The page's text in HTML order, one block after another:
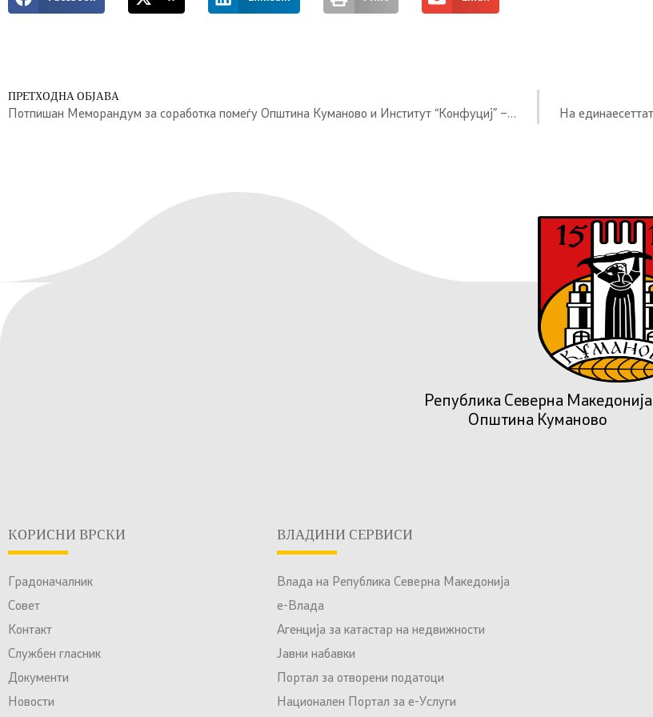
ПРЕТХОДНА ОБЈАВА
Потпишан Меморандум за соработка помеѓу Општина Куманово и Институт “Конфуциј” – УКИМ
Република Северна Македонија
Општина Куманово
КОРИСНИ ВРСКИ
Градоначалник
Совет
Контакт
Службен гласник
Документи
Новости
ВЛАДИНИ СЕРВИСИ
Влада на Република Северна Македонија
е-Влада
Агенција за катастар на недвижности
Јавни набавки
Портал за отворени податоци
Национален Портал за е-Услуги